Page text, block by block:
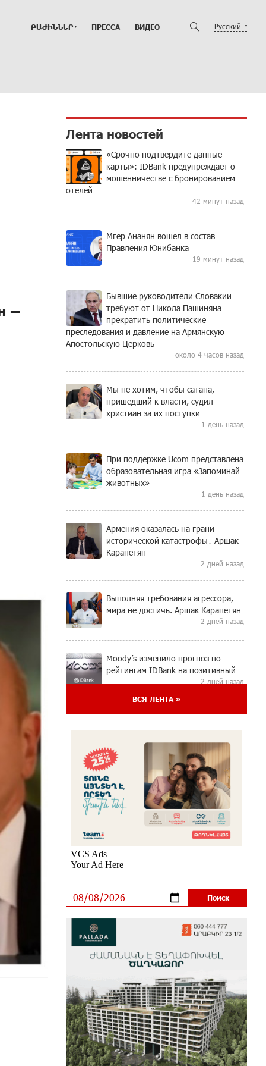
ԲԱԺԻՆՆԵՐ ПРЕССА ВИДЕО Русский
–
Лента новостей
«Срочно подтвердите данные
карты»: IDBank предупреждает о
мошенничестве с бронированием
отелей
42 минут назад
Мгер Ананян вошел в состав
Правления Юнибанка
19 минут назад
Бывшие руководители Словакии
требуют от Никола Пашиняна
прекратить политические
преследования и давление на Армянскую
Апостольскую Церковь
около 4 часов назад
Мы не хотим, чтобы сатана,
пришедший к власти, судил
христиан за их поступки
1 день назад
При поддержке Ucom представлена
образовательная игра «Запоминай
животных»
1 день назад
Армения оказалась на грани
исторической катастрофы․ Аршак
Карапетян
2 дней назад
Выполняя требования агрессора,
мира не достичь. Аршак Карапетян
2 дней назад
Moody’s изменило прогноз по
рейтингам IDBank на позитивный
2 дней назад
для путешествий и специальной
акцией
3 дней назад
Ucom и FPWC обеспечат
круглосуточный мониторинг дикой
природы в Гнишике с помощью
солнечной энергии
стартапами на Seaside Startup
Summit
В мобильном приложении
Юнибанка теперь можно
помощью imID
5 дней назад
«Бесплатные бонусы в играх»:
IDBank предупреждает о
кибератаках на школьников
ВСЯ ЛЕНТА »